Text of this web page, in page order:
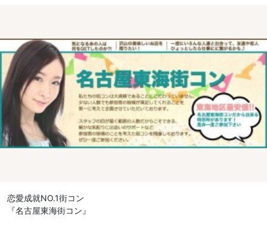
恋愛成就NO.1街コン
『名古屋東海街コン』